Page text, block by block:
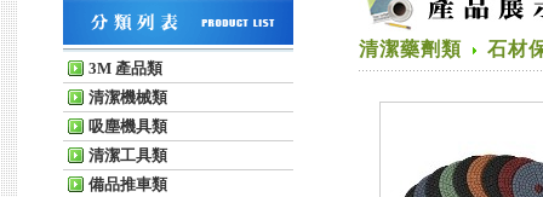
3M 產品類
清潔機械類
吸塵機具類
清潔工具類
備品推車類
清潔藥劑類 石材